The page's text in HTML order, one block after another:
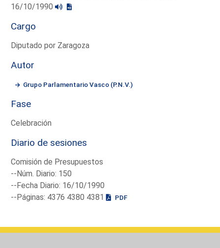
16/10/1990
Cargo
Diputado por Zaragoza
Autor
Grupo Parlamentario Vasco (P.N.V.)
Fase
Celebración
Diario de sesiones
Comisión de Presupuestos
--Núm. Diario: 150
--Fecha Diario: 16/10/1990
--Páginas: 4376 4380 4381
PDF